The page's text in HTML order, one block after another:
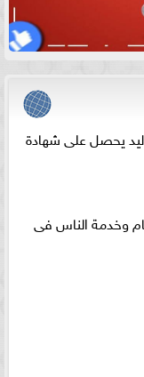
يحصل على شهادة
وخدمة الناس فى